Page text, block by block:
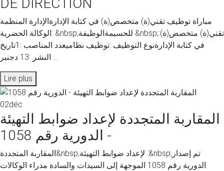
DE DIRECTION
مباراة توظيف تقني(ة) متخصص(ة) في كتابة الإدارةالإدارة المنظمة
:الوكالة الحضرية &nbsp;للحسيمةالوظيفة &nbsp;:تقني(ة) متخصص(ة)
في كتابة الإدارةنوع التوظيف :توظيف نظاميعدد المناصب :1تاريخ
النشر :13 دجنبر ...
Lire plus
02déc
المقاربة المتجددة لإعداد ضوابط التهيئة
- الدورية رقم 1058
المقاربة المتجددة&nbsp;لإعداد ضوابط التهيئة :&nbsp;تم إصدار
الدورية رقم 1058 الموجهة إلى السيدات والسادة مدراء الوكالات